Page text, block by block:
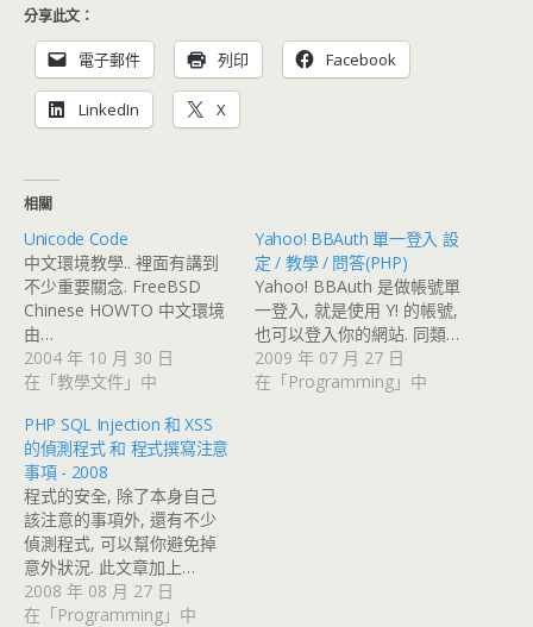
分享此文：
電子郵件 列印 Facebook
LinkedIn X
相關
Unicode Code
中文環境教學.. 裡面有講到
不少重要關念. FreeBSD
Chinese HOWTO 中文環境
由…
2004 年 10 月 30 日
在「教學文件」中
Yahoo! BBAuth 單一登入 設
定 / 教學 / 問答(PHP)
Yahoo! BBAuth 是做帳號單
一登入, 就是使用 Y! 的帳號,
也可以登入你的網站. 同類…
2009 年 07 月 27 日
在「Programming」中
PHP SQL Injection 和 XSS
的偵測程式 和 程式撰寫注意
事項 - 2008
程式的安全, 除了本身自己
該注意的事項外, 還有不少
偵測程式, 可以幫你避免掉
意外狀況. 此文章加上…
2008 年 08 月 27 日
在「Programming」中